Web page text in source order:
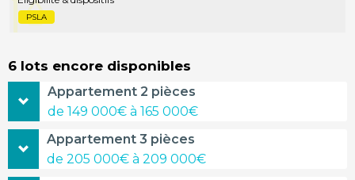
PSLA
6 lots encore disponibles
Appartement 2 pièces
de 149 000€ à 165 000€
46,30m²
149 000€
étage
terrasse
Appartement 3 pièces
de 205 000€ à 209 000€